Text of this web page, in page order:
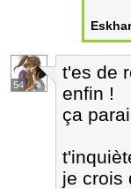
Eskhar
54
t'es de
enfin !
ça
je crois